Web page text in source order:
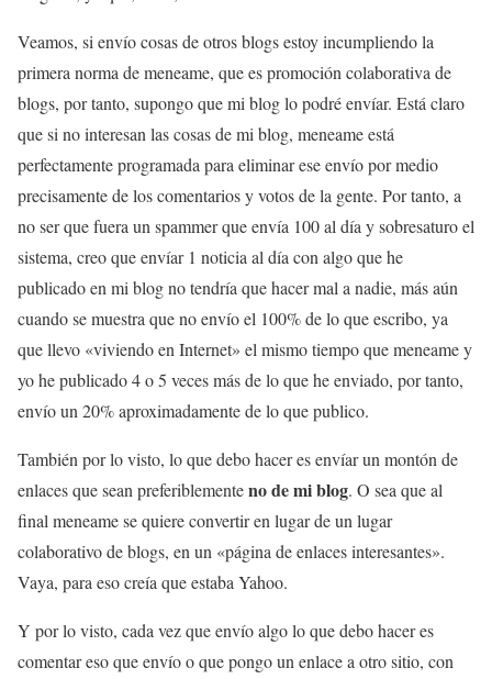
Veamos, si envío cosas de otros blogs estoy incumpliendo la
primera norma de meneame, que es promoción colaborativa de
blogs, por tanto, supongo que mi blog lo podré envíar. Está claro
que si no interesan las cosas de mi blog, meneame está
perfectamente programada para eliminar ese envío por medio
precisamente de los comentarios y votos de la gente. Por tanto, a
no ser que fuera un spammer que envía 100 al día y sobresaturo el
sistema, creo que envíar 1 noticia al día con algo que he
publicado en mi blog no tendría que hacer mal a nadie, más aún
cuando se muestra que no envío el 100% de lo que escribo, ya
que llevo «viviendo en Internet» el mismo tiempo que meneame y
yo he publicado 4 o 5 veces más de lo que he enviado, por tanto,
envío un 20% aproximadamente de lo que publico.
También por lo visto, lo que debo hacer es envíar un montón de
enlaces que sean preferiblementeno de mi blog. O sea que al
final meneame se quiere convertir en lugar de un lugar
colaborativo de blogs, en un «página de enlaces interesantes».
Vaya, para eso creía que estaba Yahoo.
Y por lo visto, cada vez que envío algo lo que debo hacer es
comentar eso que envío o que pongo un enlace a otro sitio, con